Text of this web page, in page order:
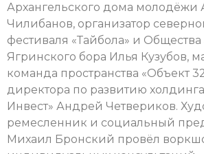
Архангельского дома молодёжи
Чилибанов, организатор
фестиваля «Тайбола» и
Ягринского бора Илья Кузубов,
команда пространства «Объект
директора по развитию
Инвест» Андрей Четвериков.
ремесленник и социальный
Михаил Бронский провёл